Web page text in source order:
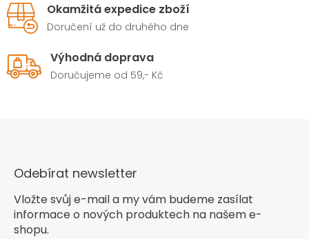
Okamžitá expedice zboží
Doručení už do druhého dne
Výhodná doprava
Doručujeme od 59,- Kč
Odebírat newsletter
Vložte svůj e-mail a my vám budeme zasílat
informace o nových produktech na našem e-
shopu.